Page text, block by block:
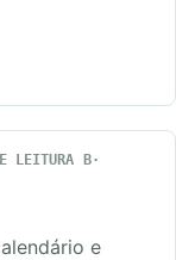
LEITURA
e